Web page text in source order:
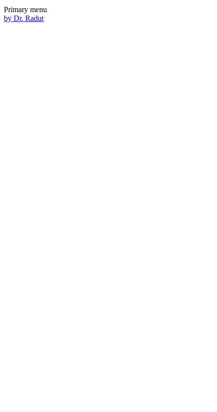
Primary menu
by Dr. Radut